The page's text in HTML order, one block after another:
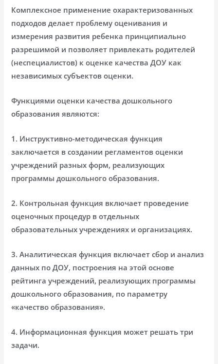
Комплексное применение охарактеризованных
подходов делает проблему оценивания и
измерения развития ребенка принципиально
разрешимой и позволяет привлекать родителей
(неспециалистов) к оценке качества ДОУ как
независимых субъектов оценки.
Функциями оценки качества дошкольного
образования являются:
1. Инструктивно-методическая функция
заключается в создании регламентов оценки
учреждений разных форм, реализующих
программы дошкольного образования.
2. Контрольная функция включает проведение
оценочных процедур в отдельных
образовательных учреждениях и организациях.
3. Аналитическая функция включает сбор и анализ
данных по ДОУ, построения на этой основе
рейтинга учреждений, реализующих программы
дошкольного образования, по параметру
«качество образования».
4. Информационная функция может решать три
задачи.